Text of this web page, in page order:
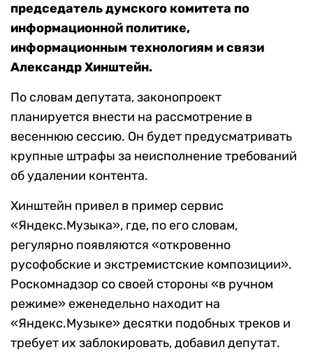
председатель думского комитета по
информационной политике,
информационным технологиям и связи
Александр Хинштейн.
По словам депутата, законопроект
планируется внести на рассмотрение в
весеннюю сессию. Он будет предусматривать
крупные штрафы за неисполнение требований
об удалении контента.
Хинштейн привел в пример сервис
«Яндекс.Музыка», где, по его словам,
регулярно появляются «откровенно
русофобские и экстремистские композиции».
Роскомнадзор со своей стороны «в ручном
режиме» еженедельно находит на
«Яндекс.Музыке» десятки подобных треков и
требует их заблокировать, добавил депутат.